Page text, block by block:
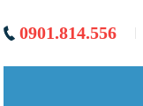
0901.814.556